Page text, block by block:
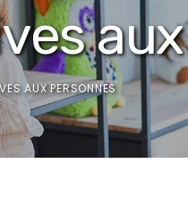
AUX PERSONNES